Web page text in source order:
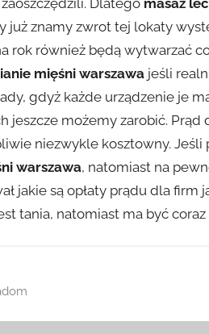
Dlatego masaż
już znamy zwrot tej lokaty
rok również będą wytwarzać
mięśni warszawa jeśli
gdyż każde urządzenie je
jeszcze możemy zarobić.
niezwykle kosztowny.
warszawa, natomiast na
jakie są opłaty prądu dla
tania, natomiast ma być coraz